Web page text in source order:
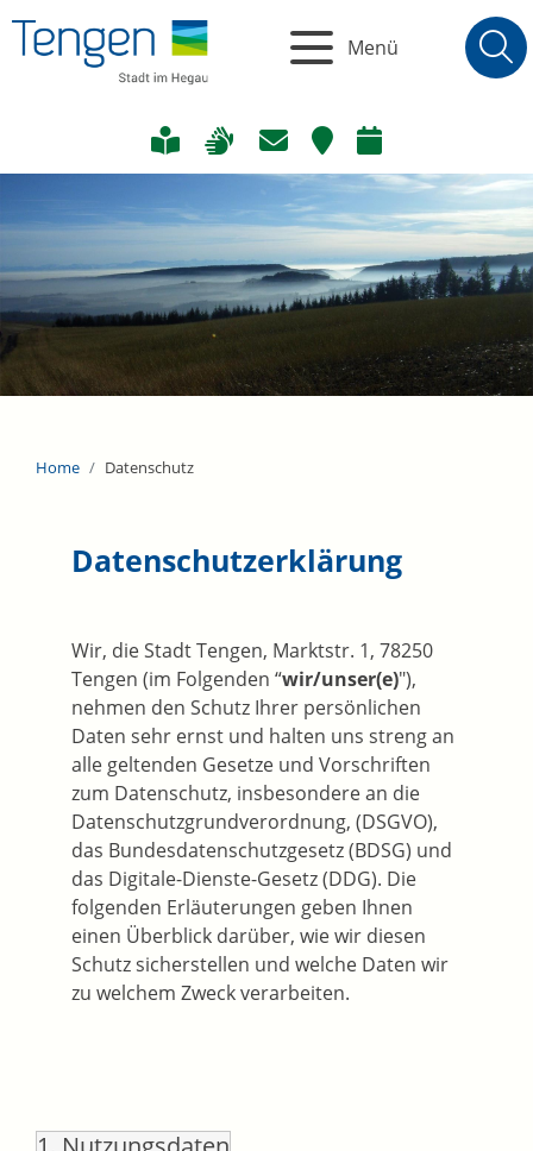
Menü
Home Datenschutz
Datenschutzerklärung
Wir, die Stadt Tengen, Marktstr. 1, 78250
Tengen (im Folgenden “wir/unser(e)"),
nehmen den Schutz Ihrer persönlichen
Daten sehr ernst und halten uns streng an
alle geltenden Gesetze und Vorschriften
zum Datenschutz, insbesondere an die
Datenschutzgrundverordnung, (DSGVO),
das Bundesdatenschutzgesetz (BDSG) und
das Digitale-Dienste-Gesetz (DDG). Die
folgenden Erläuterungen geben Ihnen
einen Überblick darüber, wie wir diesen
Schutz sicherstellen und welche Daten wir
zu welchem Zweck verarbeiten.